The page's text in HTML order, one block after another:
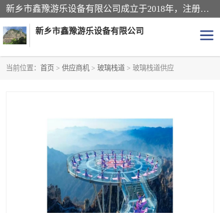
新乡市鑫豫游乐设备有限公司成立于2018年，注册地位于河南省。经营范围包括游乐设备、滑索、滑道、空中自行车、吊桥、拓展器材、攀岩器材、趣桥、悬崖秋千、网红桥、儿童乐园设备、水上乐园设备、丛林穿越设备、音乐呐喊设备、轨道滑车、栈道、玻璃滑道、观景平台、景观包装的设计、制造、销售、安装、维修，景区策划服务。
新乡市鑫豫游乐设备有限公司
当前位置： 首页 > 供应商机 > 玻璃栈道 > 玻璃栈道供应
水上乐园设备
攀岩器材
空中自行车
玻璃滑道